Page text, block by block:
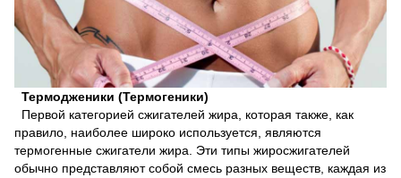
Термодженики (Термогеники)
Первой категорией сжигателей жира, которая также, как
правило, наиболее широко используется, являются
термогенные сжигатели жира. Эти типы жиросжигателей
обычно представляют собой смесь разных веществ, каждая из